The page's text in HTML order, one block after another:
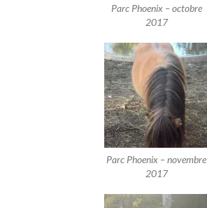
Parc Phoenix – octobre
2017
Parc Phoenix – novembre
2017